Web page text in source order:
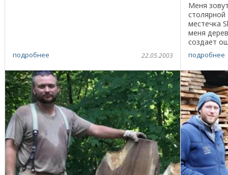
подробнее 22.05.2003
Меня
местечка
меня
создает
доме.
подробнее